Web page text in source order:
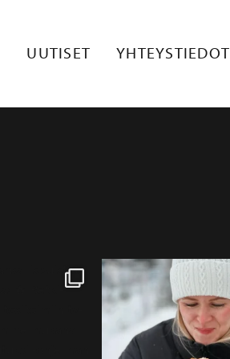
UUTISET YHTEYSTIEDOT